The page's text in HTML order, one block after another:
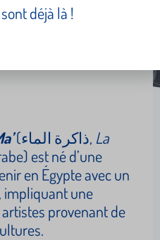
( ذاكرة الماء, La
est né d’une
en Égypte avec un
impliquant une
provenant de
déjà là !